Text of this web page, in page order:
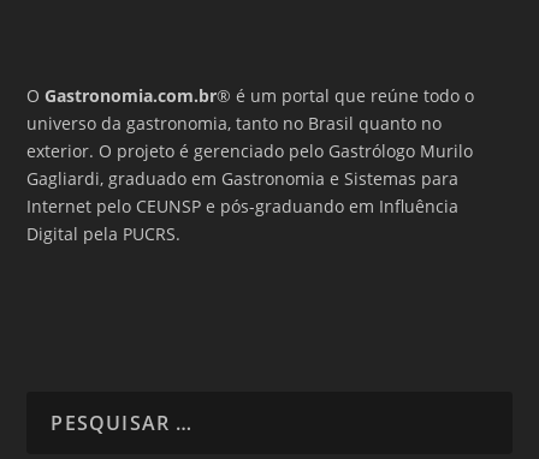
OGastronomia.com.br® é um portal que reúne todo o
universo da gastronomia, tanto no Brasil quanto no
exterior. O projeto é gerenciado pelo Gastrólogo Murilo
Gagliardi, graduado em Gastronomia e Sistemas para
Internet pelo CEUNSP e pós-graduando em Influência
Digital pela PUCRS.